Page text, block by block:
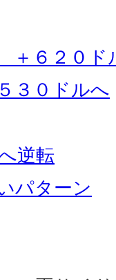
６２０ド
３０ドルへ
逆転
パターン